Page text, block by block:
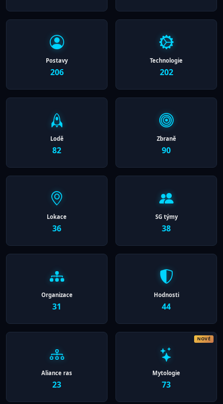
Postavy
206
Technologie
202
Lodě
82
Zbraně
90
Lokace
36
SG týmy
38
Organizace
31
Hodnosti
44
Aliance ras
23
Mytologie
73